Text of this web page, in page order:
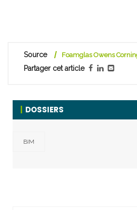
Source Foamglas Owens
Partager cet article
DOSSIERS
BIM